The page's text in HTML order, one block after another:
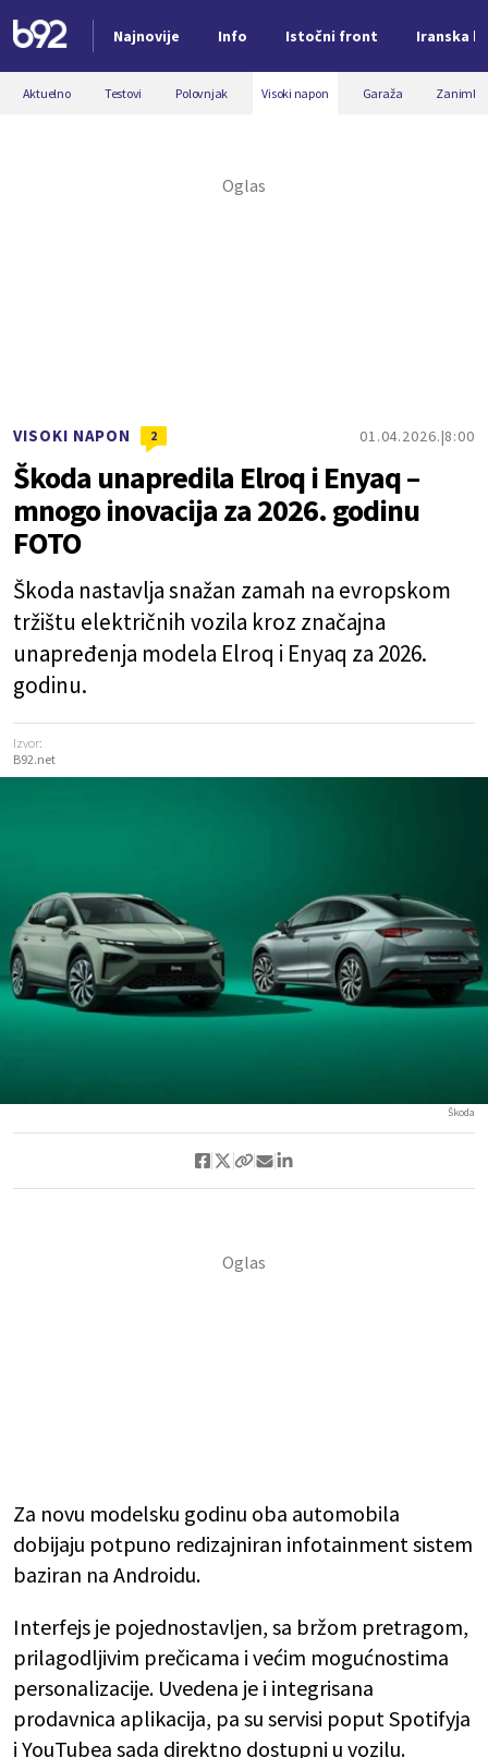
Najnovije Info Istočni front Iranska
Nova vest
Aktuelno Testovi Polovnjak Visoki napon Garaža
VISOKI NAPON 2 01.04.2026. 8:00
Škoda unapredila Elroq i Enyaq –
mnogo inovacija za 2026. godinu
FOTO
Škoda nastavlja snažan zamah na evropskom
tržištu električnih vozila kroz značajna
unapređenja modela Elroq i Enyaq za 2026.
godinu.
Izvor:
B92.net
Škoda
Za novu modelsku godinu oba automobila
dobijaju potpuno redizajniran infotainment sistem
baziran na Androidu.
Interfejs je pojednostavljen, sa bržom pretragom,
prilagodljivim prečicama i većim mogućnostima
personalizacije. Uvedena je i integrisana
prodavnica aplikacija, pa su servisi poput Spotifyja
i YouTubea sada direktno dostupni u vozilu.